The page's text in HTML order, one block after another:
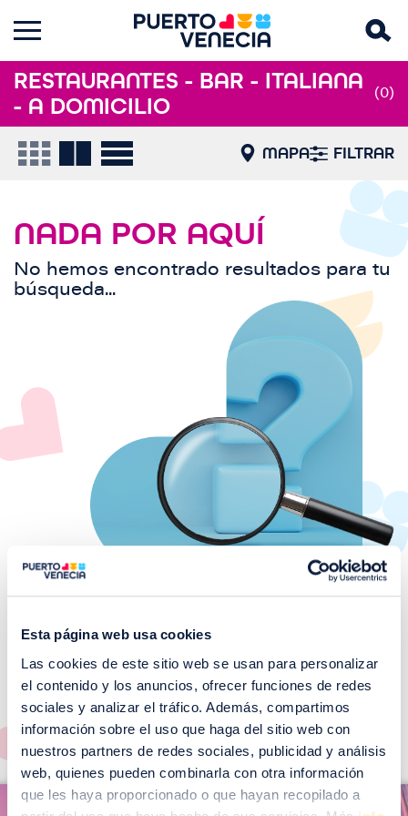
Esta página web usa cookies
Las cookies de este sitio web se usan para personalizar
el contenido y los anuncios, ofrecer funciones de redes
sociales y analizar el tráfico. Además, compartimos
información sobre el uso que haga del sitio web con
nuestros partners de redes sociales, publicidad y análisis
web, quienes pueden combinarla con otra información
que les haya proporcionado o que hayan recopilado a
RESTAURANTES - BAR - ITALIANA
- A DOMICILIO
(0)
MAPA FILTRAR
NADA POR AQUÍ
No hemos encontrado resultados para tu
búsqueda...
¡No te pierdas nuestros
EVENTOS!
Ver todos >
m